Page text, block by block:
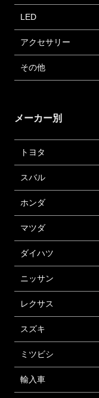
LED
アクセサリー
その他
メーカー別
トヨタ
スバル
ホンダ
マツダ
ダイハツ
ニッサン
レクサス
スズキ
ミツビシ
輸入車